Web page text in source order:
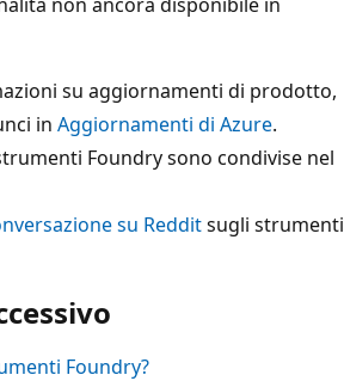
su aggiornamenti di prodotto,
in Aggiornamenti di Azure.
Foundry sono condivise nel
su Redditsugli strumenti
Foundry?